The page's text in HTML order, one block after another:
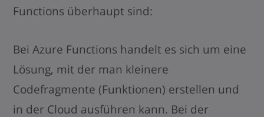
Functions überhaupt sind:
Bei Azure Functions handelt es sich um eine
Lösung, mit der man kleinere
Codefragmente (Funktionen) erstellen und
in der Cloud ausführen kann. Bei der